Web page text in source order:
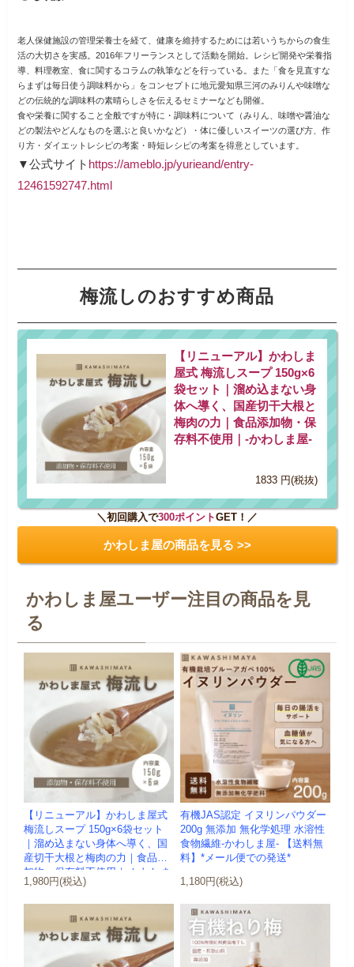
老人保健施設の管理栄養士を経て、健康を維持するためには若いうちからの食生
活の大切さを実感。2016年フリーランスとして活動を開始。レシピ開発や栄養指
導、料理教室、食に関するコラムの執筆などを行っている。
また「食を見直すな
らまずは毎日使う調味料から」をコンセプトに地元愛知県三河のみりんや味噌な
どの伝統的な調味料の素晴らしさを伝えるセミナーなども開催。
食や栄養に関すること全般ですが特に ・調味料について（みりん、味噌や醤油な
どの製法やどんなものを選ぶと良いかなど）
・体に優しいスイーツの選び方、作
り方 ・ダイエットレシピの考案 ・時短レシピの考案を得意としています。
▼公式サイト https://ameblo.jp/yurieand/entry-
12461592747.html
梅流しのおすすめ商品
【リニューアル】かわしま
屋式 梅流しスープ 150g×6
袋セット｜溜め込まない身
体へ導く、国産切干大根と
梅肉の力｜食品添加物・保
存料不使用｜-かわしま屋-
1833 円(税抜)
＼初回購入で300ポイントGET！／
かわしま屋の商品を見る >>
かわしま屋ユーザー注目の商品を見
る
【リニューアル】かわしま屋式
梅流しスープ 150g×6袋セット
｜溜め込まない身体へ導く、国
産切干大根と梅肉の力｜食品添
加物・保存料不使用｜-かわしま
屋-
1,980円(税込)
有機JAS認定 イヌリンパウダー
200g 無添加 無化学処理 水溶性
食物繊維-かわしま屋- 【送料無
料】*メール便での発送*
1,180円(税込)